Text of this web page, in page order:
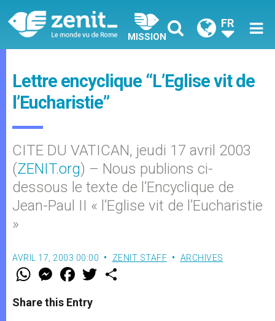
MISSION
FR
Lettre encyclique “L’Eglise vit de
l’Eucharistie”
CITE DU VATICAN, jeudi 17 avril 2003
(ZENIT.org) – Nous publions ci-
dessous le texte de l’Encyclique de
Jean-Paul II « l’Eglise vit de l’Eucharistie
»
AVRIL 17, 2003 00:00 ZENIT STAFF ARCHIVES
W
t
s
M
e
s
e
F
a
e
b
w
Share this Entry